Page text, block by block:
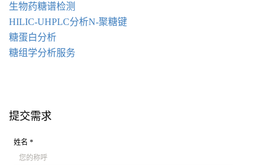
生物药糖谱检测
HILIC-UHPLC分析N-聚糖键
糖蛋白分析
糖组学分析服务
提交需求
姓名 *